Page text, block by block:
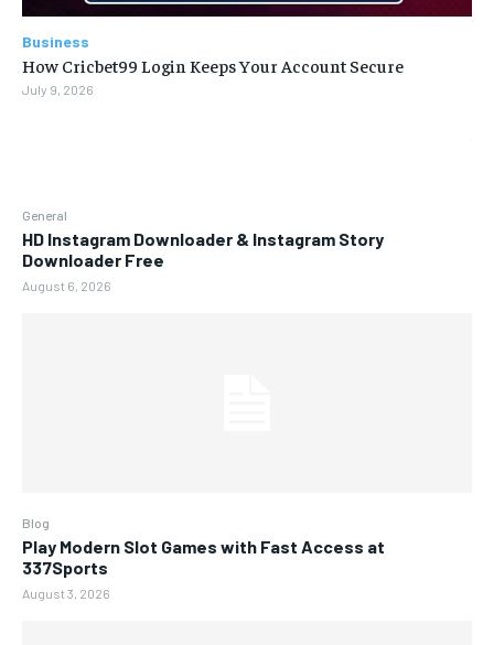
General
HD Instagram Downloader & Instagram Story
Downloader Free
August 6, 2026
Blog
Play Modern Slot Games with Fast Access at
337Sports
August 3, 2026
Business
How Cricbet99 Login Keeps Your Account Secure
July 9, 2026